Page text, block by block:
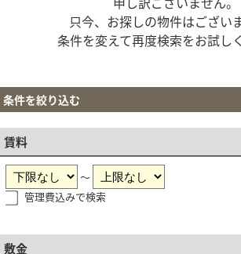
只今、お探しの物件はござい
条件を変えて再度検索をお試し
条件を絞り込む
賃料
～
管理費込みで検索
敷金